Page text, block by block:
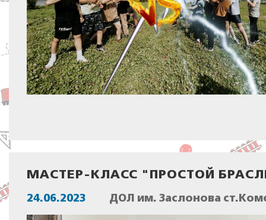
МАСТЕР-КЛАСС "ПРОСТОЙ
24.06.2023 ДОЛ им. Заслонова